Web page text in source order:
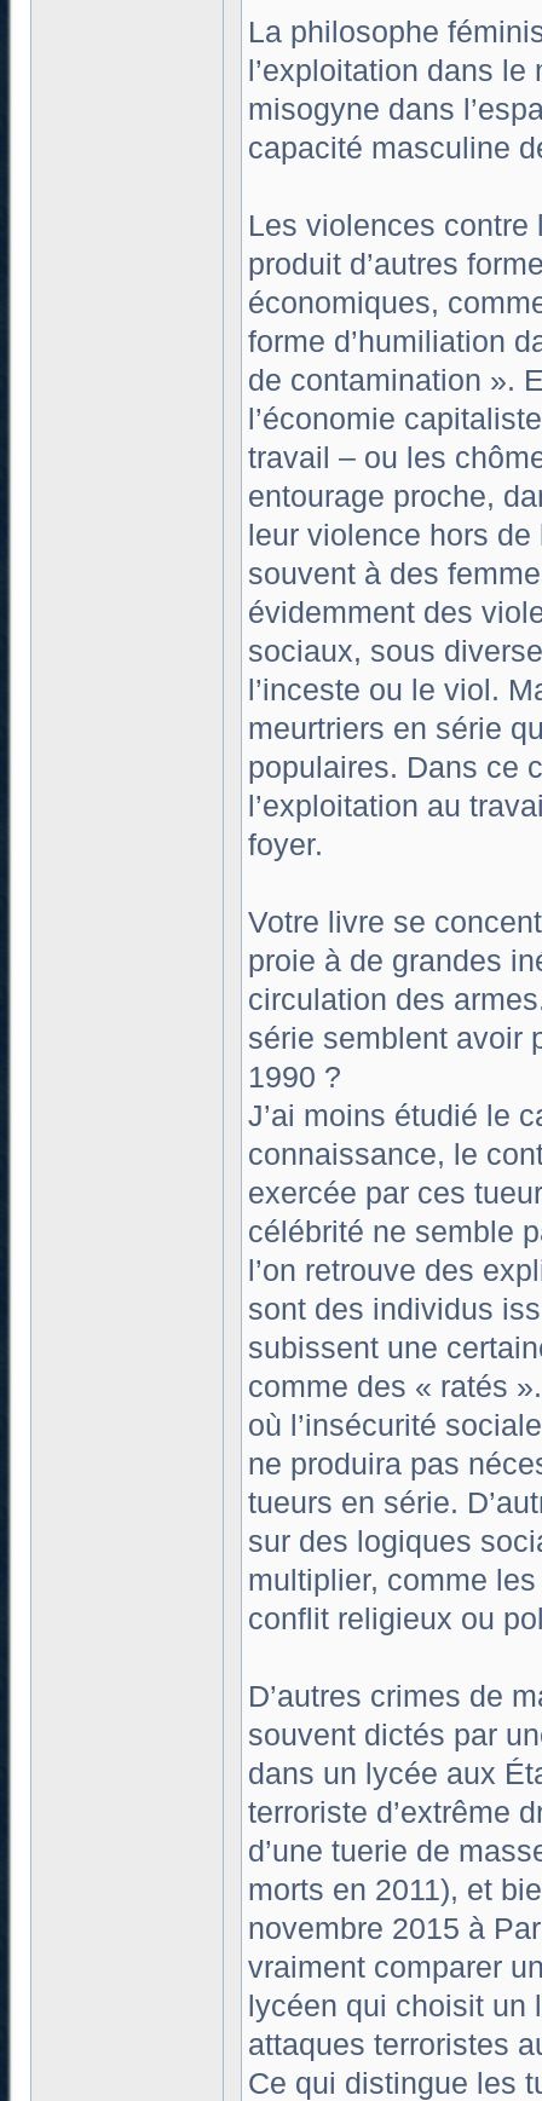
La philosophe
l’exploitation dans
misogyne dans
capacité masculine
Les violences
produit d’autres
économiques,
forme d’humiliation
de contamination ».
l’économie
travail – ou les
entourage proche,
leur violence hors de
souvent à des
évidemment des
sociaux, sous
l’inceste ou le viol.
meurtriers en série
populaires. Dans ce
l’exploitation au
foyer.
Votre livre se
proie à de grandes
circulation des
série semblent avoir
1990 ?
J’ai moins étudié le
connaissance, le
exercée par ces
célébrité ne semble
l’on retrouve des
sont des individus
subissent une
comme des « ratés
où l’insécurité
ne produira pas
tueurs en série.
sur des logiques
multiplier, comme
conflit religieux ou
D’autres crimes de
souvent dictés par
dans un lycée aux
terroriste d’extrême
d’une tuerie de
morts en 2011), et
novembre 2015 à
vraiment comparer
lycéen qui choisit un
attaques terroristes
Ce qui distingue les